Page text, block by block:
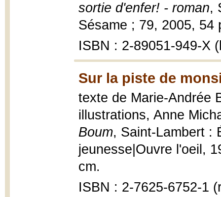
sortie d'enfer! - roman,
Sésame ; 79, 2005, 54
ISBN : 2-89051-949-X
Sur la piste de
texte de Marie-Andrée
illustrations, Anne
Boum, Saint-Lambert :
jeunesse|Ouvre l'oeil,
cm.
ISBN : 2-7625-6752-1